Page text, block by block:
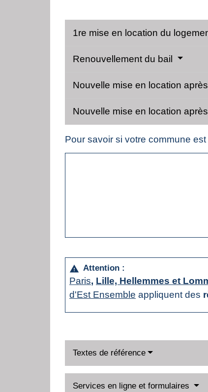
1re mise en location du
Renouvellement du bail
Nouvelle mise en location
Nouvelle mise en location
Pour savoir si votre commune
warning Attention :
Paris, Lille, Hellemmes et
d'Est Ensemble appliquent des
Textes de référence
Services en ligne et formulaires